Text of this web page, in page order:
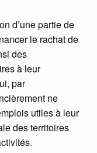
d’une partie de
le rachat de
des
à leur
par
ne
utiles à leur
des territoires